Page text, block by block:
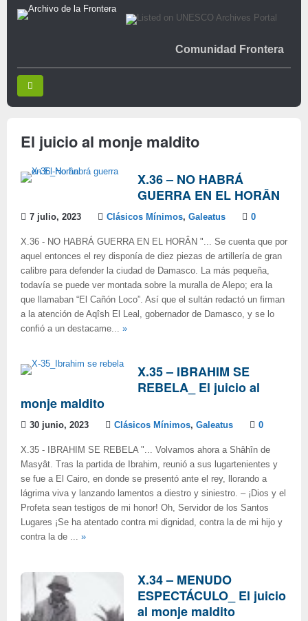
Comunidad Frontera
El juicio al monje maldito
X.36 – NO HABRÁ
GUERRA EN EL HORÂN
7 julio, 2023 Clásicos Mínimos, Galeatus 0
X.36 - NO HABRÁ GUERRA EN EL HORÂN "... Se cuenta que por
aquel entonces el rey disponía de diez piezas de artillería de gran
calibre para defender la ciudad de Damasco. La más pequeña,
todavía se puede ver montada sobre la muralla de Alepo; era la
que llamaban “El Cañón Loco”. Así que el sultán redactó un firman
a la atención de Aqîsh El Leal, gobernador de Damasco, y se lo
confió a un destacame... »
X.35 – IBRAHIM SE
REBELA_ El juicio al
monje maldito
30 junio, 2023 Clásicos Mínimos, Galeatus 0
X.35 - IBRAHIM SE REBELA "... Volvamos ahora a Shâhîn de
Masyât. Tras la partida de Ibrahim, reunió a sus lugartenientes y
se fue a El Cairo, en donde se presentó ante el rey, llorando a
lágrima viva y lanzando lamentos a diestro y siniestro. ‒ ¡Dios y el
Profeta sean testigos de mi honor! Oh, Servidor de los Santos
Lugares ¡Se ha atentado contra mi dignidad, contra la de mi hijo y
contra la de ... »
X.34 – MENUDO
ESPECTÁCULO_ El juicio
al monje maldito